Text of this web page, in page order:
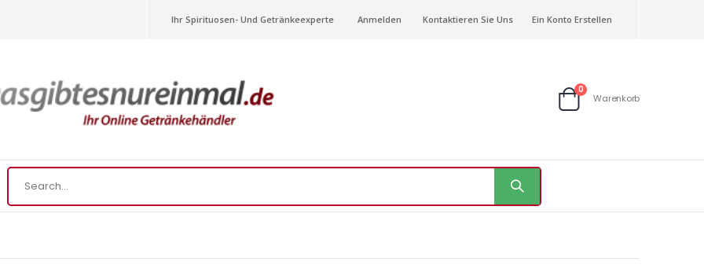
Ihr Spirituosen- Und Getränkeexperte Anmelden Kontaktieren Sie Uns Ein Konto Erstellen
Warenkorb
0Artikel
Warenkorb